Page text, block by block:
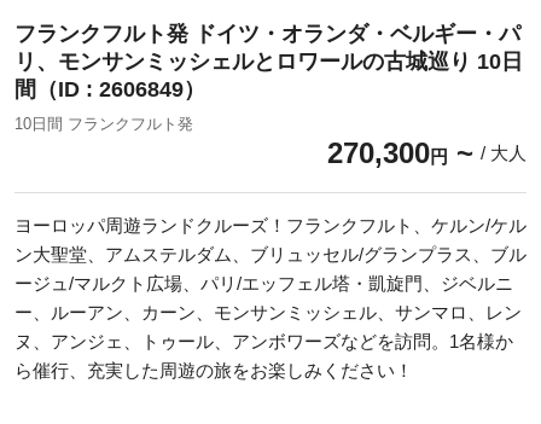
フランクフルト発 ドイツ・オランダ・ベルギー・パ
リ、モンサンミッシェルとロワールの古城巡り 10日
間（ID : 2606849）
10日間 フランクフルト発
270,300円 / 大人
ヨーロッパ周遊ランドクルーズ！フランクフルト、ケルン/ケル
ン大聖堂、アムステルダム、ブリュッセル/グランプラス、ブル
ージュ/マルクト広場、パリ/エッフェル塔・凱旋門、ジベルニ
ー、ルーアン、カーン、モンサンミッシェル、サンマロ、レン
ヌ、アンジェ、トゥール、アンボワーズなどを訪問。1名様か
ら催行、充実した周遊の旅をお楽しみください！